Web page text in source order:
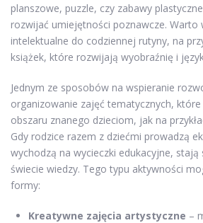
planszowe, puzzle, czy zabawy
rozwijać umiejętności poznawcze. Warto
intelektualne do codziennej rutyny, na
książek, które rozwijają wyobraźnię i
Jednym ze sposobów na wspieranie
organizowanie zajęć tematycznych,
obszaru znanego dzieciom, jak na
Gdy rodzice razem z dziećmi prowadzą
wychodzą na wycieczki edukacyjne,
świecie wiedzy. Tego typu aktywności
formy:
Kreatywne zajęcia artystyczne –